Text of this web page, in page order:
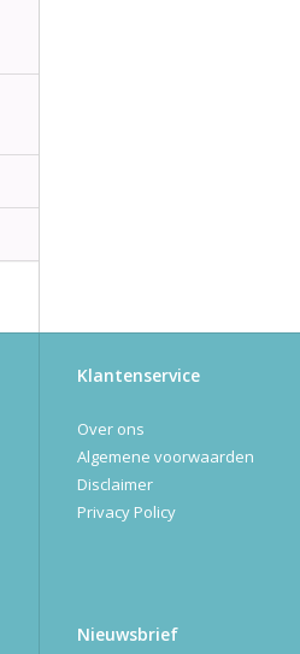
Klantenservice
Over ons
Algemene voorwaarden
Disclaimer
Privacy Policy
Nieuwsbrief